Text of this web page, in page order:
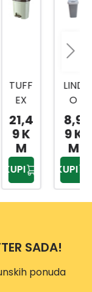
TUFF
TP22
04
KANT
A ZA
SME
ĆE
21,4
9 K
LIND
KANT
SVIJE
TLO
SIVA
12L
8,9
9 K
KUPI
SADA!
ponuda